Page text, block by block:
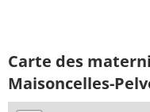
Carte des
Maisoncelles-